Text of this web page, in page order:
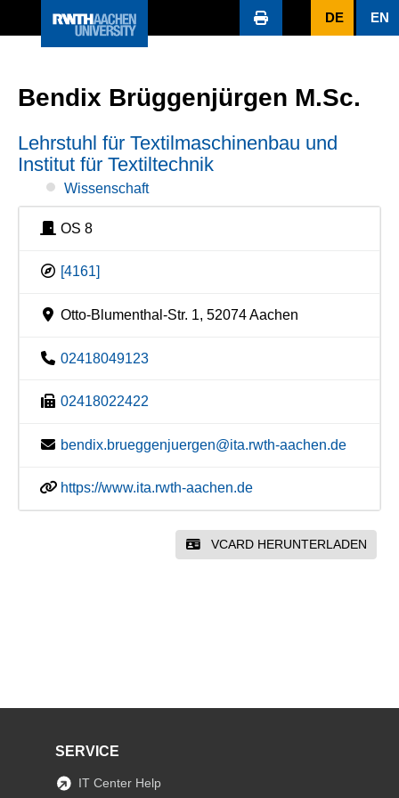
DE EN
Bendix Brüggenjürgen M.Sc.
Lehrstuhl für Textilmaschinenbau und
Institut für Textiltechnik
Wissenschaft
OS 8
[4161]
Otto-Blumenthal-Str. 1, 52074 Aachen
02418049123
02418022422
bendix.brueggenjuergen@ita.rwth-aachen.de
https://www.ita.rwth-aachen.de
VCARD HERUNTERLADEN
SERVICE
IT Center Help